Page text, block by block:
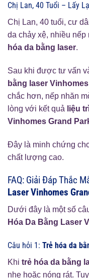
Chị Lan, 40 Tuổi – Lấy
Chị Lan, 40 tuổi, cư
da chảy xệ, nhiều
hóa da bằng laser.
Sau khi được tư vấn
bằng laser Vinhomes
chắc hơn, nếp nhăn
lòng với kết quả liệu
Vinhomes Grand
Đây là minh chứng
chất lượng cao.
FAQ: Giải Đáp Thắc
Laser Vinhomes
Dưới đây là một số
Hóa Da Bằng Laser
Câu hỏi 1: Trẻ hóa da
Khi trẻ hóa da bằng
nhẹ hoặc nóng rát.